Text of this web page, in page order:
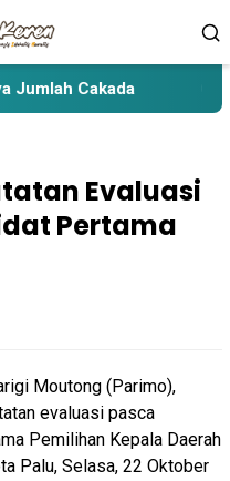
Cakada
Evaluasi
Pertama
Moutong (Parimo),
evaluasi pasca
Pemilihan Kepala Daerah
Palu, Selasa, 22 Oktober